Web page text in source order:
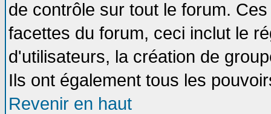
de contrôle sur tout le forum.
facettes du forum, ceci inclut le
d'utilisateurs, la création de
Ils ont également tous les
Revenir en haut